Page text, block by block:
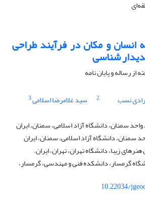
انسان و مکان در فرآیند طراحی
شناسی
از رساله و پایان نامه
نسب 2 سید غلامرضا اسلامی3
سمنان، دانشگاه آزاد اسلامی، سمنان، ایران
سمنان، دانشگاه آزاد اسلامی، سمنان، ایران
زیبا، دانشگاه تهران، تهران، ایران.
گرمسار، دانشکده فنی و مهندسی، گرمسار،
10.22034/